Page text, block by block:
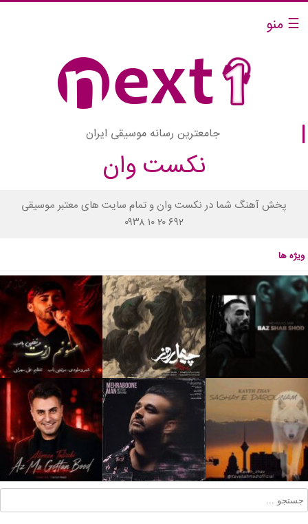
☰ منو
جامعترین رسانه موسیقی ایران
نکست وان
پخش آهنگ شما در نکست وان و تمام سایت های معتبر موسیقی
۰۹۳۸ ۱۰ ۲۰ ۶۹۲
ویژه ها